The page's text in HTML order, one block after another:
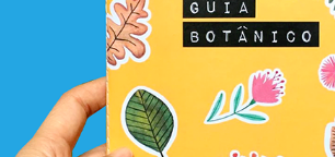
Atividário Guia Botânico